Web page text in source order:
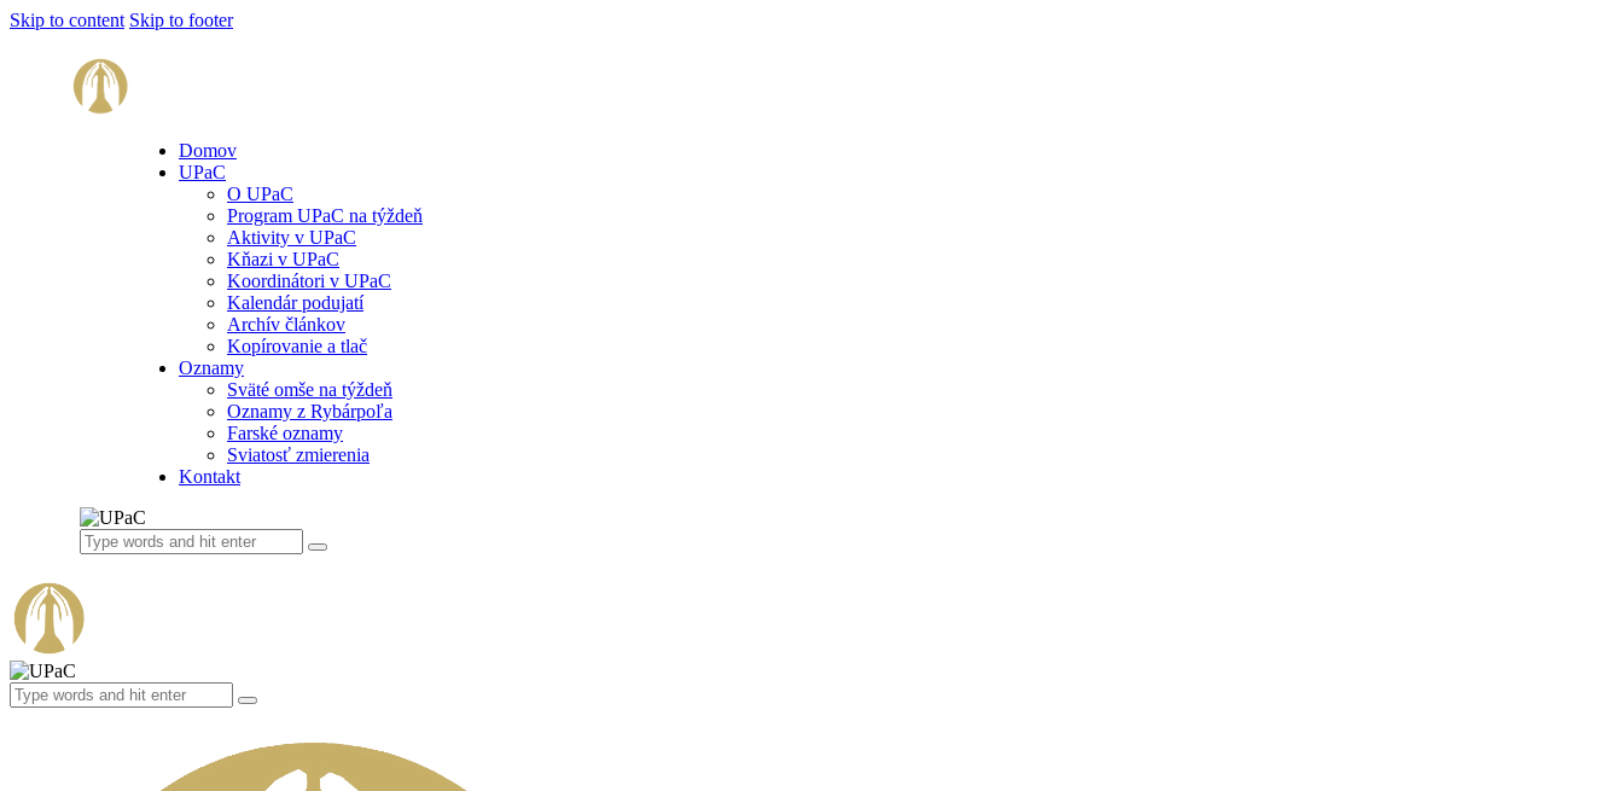
Skip to content Skip to footer
Domov
UPaC
O UPaC
Program UPaC na týždeň
Aktivity v UPaC
Kňazi v UPaC
Koordinátori v UPaC
Kalendár podujatí
Archív článkov
Kopírovanie a tlač
Oznamy
Sväté omše na týždeň
Oznamy z Rybárpoľa
Farské oznamy
Sviatosť zmierenia
Kontakt